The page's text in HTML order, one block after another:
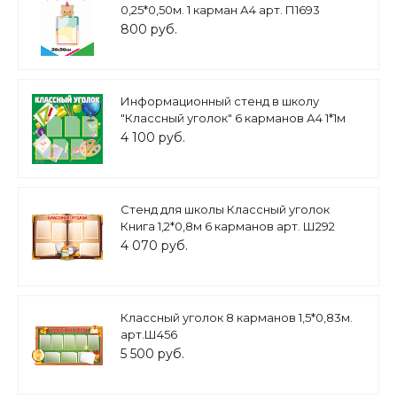
0,25*0,50м. 1 карман А4 арт. П1693
800 руб.
Информационный стенд в школу
"Классный уголок" 6 карманов А4 1*1м
арт.Ш1070
4 100 руб.
Стенд для школы Классный уголок
Книга 1,2*0,8м 6 карманов арт. Ш292
4 070 руб.
Классный уголок 8 карманов 1,5*0,83м.
арт.Ш456
5 500 руб.